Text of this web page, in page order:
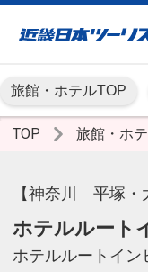
旅館・ホテルTOP
TOP 旅館・ホ
【神奈川 平塚・
ホテルルート
ホテルルートイン